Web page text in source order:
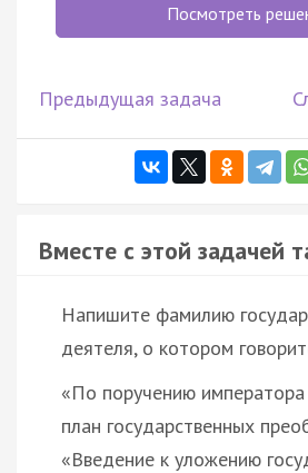
Посмотреть
Предыдущая задача
Вместе с этой задачей
Напишите фамилию
деятеля, о котором
«По поручению
план государственных
«Введение к уложению